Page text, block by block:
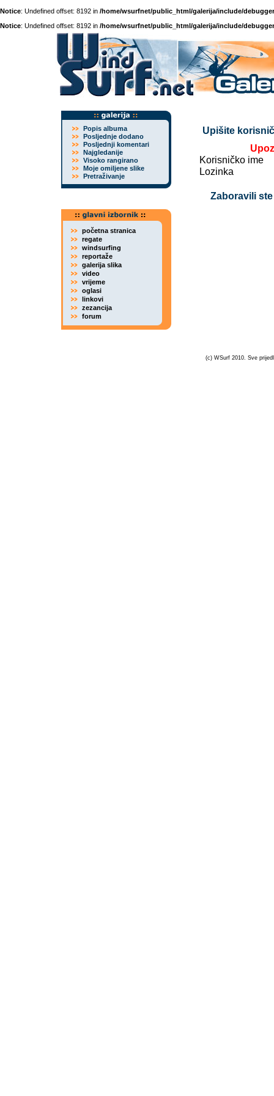
Notice: Undefined offset: 8192 in /home/wsurfnet/public_html/galerija/include/
Notice: Undefined offset: 8192 in /home/wsurfnet/public_html/galerija/include/
Popis albuma
Posljednje dodano
Posljednji komentari
Najgledanije
Visoko rangirano
Moje omiljene slike
Pretraživanje
početna stranica
regate
windsurfing
reportaže
galerija slika
video
vrijeme
oglasi
linkovi
zezancija
forum
Upišite
Korisničko ime
Lozinka
Zaboravili
(c) WSurf 2010. Sve